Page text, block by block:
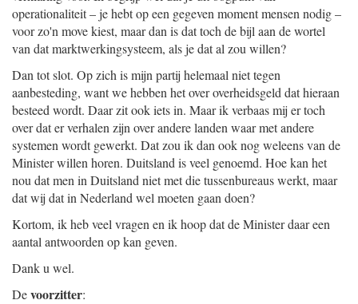
operationaliteit – je hebt op een gegeven moment mensen nodig –
voor zo'n move kiest, maar dan is dat toch de bijl aan de wortel
van dat marktwerkingsysteem, als je dat al zou willen?
Dan tot slot. Op zich is mijn partij helemaal niet tegen
aanbesteding, want we hebben het over overheidsgeld dat hieraan
besteed wordt. Daar zit ook iets in. Maar ik verbaas mij er toch
over dat er verhalen zijn over andere landen waar met andere
systemen wordt gewerkt. Dat zou ik dan ook nog weleens van de
Minister willen horen. Duitsland is veel genoemd. Hoe kan het
nou dat men in Duitsland niet met die tussenbureaus werkt, maar
dat wij dat in Nederland wel moeten gaan doen?
Kortom, ik heb veel vragen en ik hoop dat de Minister daar een
aantal antwoorden op kan geven.
Dank u wel.
Devoorzitter: